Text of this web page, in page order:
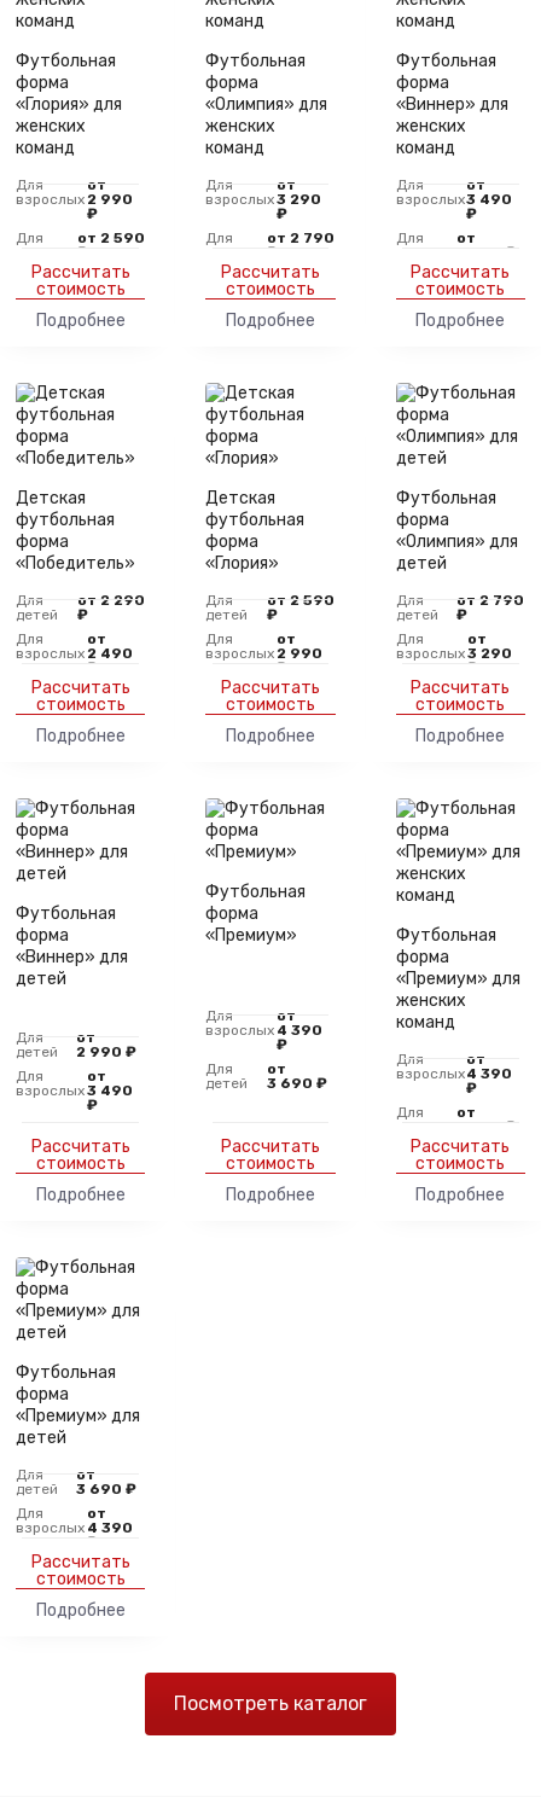
Футбольная
форма
«Глория» для
женских
команд
Для
взрослых
от
2 990
₽
Для
от 2 590
₽
Рассчитать
стоимость
Подробнее
Футбольная
форма
«Олимпия» для
женских
команд
Для
взрослых
от
3 290
₽
Для
от 2 790
₽
Рассчитать
стоимость
Подробнее
Футбольная
форма
«Виннер» для
женских
команд
Для
взрослых
от
3 490
₽
Для
от
2 990 ₽
Рассчитать
стоимость
Подробнее
Детская
футбольная
форма
«Победитель»
Для
детей
от 2 290
₽
Для
взрослых
от
2 490
₽
Рассчитать
стоимость
Подробнее
Детская
футбольная
форма
«Глория»
Для
детей
от 2 590
₽
Для
взрослых
от
2 990
₽
Рассчитать
стоимость
Подробнее
Футбольная
форма
«Олимпия» для
детей
Для
детей
от 2 790
₽
Для
взрослых
от
3 290
₽
Рассчитать
стоимость
Подробнее
Футбольная
форма
«Виннер» для
детей
Для
детей
от
2 990 ₽
Для
взрослых
от
3 490
₽
Рассчитать
стоимость
Подробнее
Футбольная
форма
«Премиум»
Для
взрослых
от
4 390
₽
Для
детей
от
3 690 ₽
Рассчитать
стоимость
Подробнее
Футбольная
форма
«Премиум» для
женских
команд
Для
взрослых
от
4 390
₽
Для
от
3 690 ₽
Рассчитать
стоимость
Подробнее
Футбольная
форма
«Премиум» для
детей
Для
детей
от
3 690 ₽
Для
взрослых
от
4 390
₽
Рассчитать
стоимость
Подробнее
Посмотреть каталог